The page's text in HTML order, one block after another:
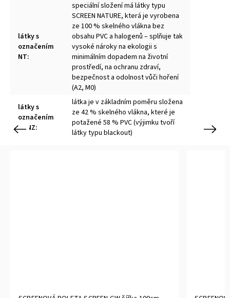
látky s
označením
NT:
speciální složení má látky typu
SCREEN NATURE, která je vyrobena
ze 100 % skelného vlákna bez
obsahu PVC a halogenů – splňuje tak
vysoké nároky na ekologii s
minimálním dopadem na životní
prostředí, na ochranu zdraví,
bezpečnost a odolnost vůči hoření
(A2, M0)
látky s
označením
STNZ:
látka je v základním poměru složena
ze 42 % skelného vlákna, které je
potažené 58 % PVC (výjimku tvoří
látky typu blackout)
Previous Next